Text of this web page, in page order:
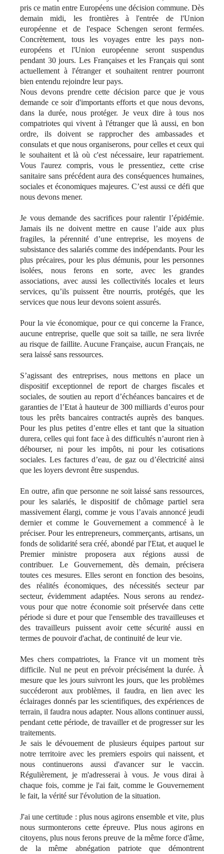
pris ce matin entre Européens une décision commune. Dès
demain midi, les frontières à l'entrée de l'Union
européenne et de l'espace Schengen seront fermées.
Concrètement, tous les voyages entre les pays non-
européens et l'Union européenne seront suspendus
pendant 30 jours. Les Françaises et les Français qui sont
actuellement à l'étranger et souhaitent rentrer pourront
bien entendu rejoindre leur pays.
Nous devons prendre cette décision parce que je vous
demande ce soir d'importants efforts et que nous devons,
dans la durée, nous protéger. Je veux dire à tous nos
compatriotes qui vivent à l'étranger que là aussi, en bon
ordre, ils doivent se rapprocher des ambassades et
consulats et que nous organiserons, pour celles et ceux qui
le souhaitent et là où c'est nécessaire, leur rapatriement.
Vous l'aurez compris, vous le pressentiez, cette crise
sanitaire sans précédent aura des conséquences humaines,
sociales et économiques majeures. C’est aussi ce défi que
nous devons mener.
Je vous demande des sacrifices pour ralentir l’épidémie.
Jamais ils ne doivent mettre en cause l’aide aux plus
fragiles, la pérennité d’une entreprise, les moyens de
subsistance des salariés comme des indépendants. Pour les
plus précaires, pour les plus démunis, pour les personnes
isolées, nous ferons en sorte, avec les grandes
associations, avec aussi les collectivités locales et leurs
services, qu’ils puissent être nourris, protégés, que les
services que nous leur devons soient assurés.
Pour la vie économique, pour ce qui concerne la France,
aucune entreprise, quelle que soit sa taille, ne sera livrée
au risque de faillite. Aucune Française, aucun Français, ne
sera laissé sans ressources.
S’agissant des entreprises, nous mettons en place un
dispositif exceptionnel de report de charges fiscales et
sociales, de soutien au report d’échéances bancaires et de
garanties de l’Etat à hauteur de 300 milliards d’euros pour
tous les prêts bancaires contractés auprès des banques.
Pour les plus petites d’entre elles et tant que la situation
durera, celles qui font face à des difficultés n’auront rien à
débourser, ni pour les impôts, ni pour les cotisations
sociales. Les factures d’eau, de gaz ou d’électricité ainsi
que les loyers devront être suspendus.
En outre, afin que personne ne soit laissé sans ressources,
pour les salariés, le dispositif de chômage partiel sera
massivement élargi, comme je vous l’avais annoncé jeudi
dernier et comme le Gouvernement a commencé à le
préciser. Pour les entrepreneurs, commerçants, artisans, un
fonds de solidarité sera créé, abondé par l'Etat, et auquel le
Premier ministre proposera aux régions aussi de
contribuer. Le Gouvernement, dès demain, précisera
toutes ces mesures. Elles seront en fonction des besoins,
des réalités économiques, des nécessités secteur par
secteur, évidemment adaptées. Nous serons au rendez-
vous pour que notre économie soit préservée dans cette
période si dure et pour que l'ensemble des travailleuses et
des travailleurs puissent avoir cette sécurité aussi en
termes de pouvoir d'achat, de continuité de leur vie.
Mes chers compatriotes, la France vit un moment très
difficile. Nul ne peut en prévoir précisément la durée. À
mesure que les jours suivront les jours, que les problèmes
succéderont aux problèmes, il faudra, en lien avec les
éclairages donnés par les scientifiques, des expériences de
terrain, il faudra nous adapter. Nous allons continuer aussi,
pendant cette période, de travailler et de progresser sur les
traitements.
Je sais le dévouement de plusieurs équipes partout sur
notre territoire avec les premiers espoirs qui naissent, et
nous continuerons aussi d'avancer sur le vaccin.
Régulièrement, je m'adresserai à vous. Je vous dirai à
chaque fois, comme je l'ai fait, comme le Gouvernement
le fait, la vérité sur l'évolution de la situation.
J'ai une certitude : plus nous agirons ensemble et vite, plus
nous surmonterons cette épreuve. Plus nous agirons en
citoyens, plus nous ferons preuve de la même force d'âme,
de la même abnégation patriote que démontrent